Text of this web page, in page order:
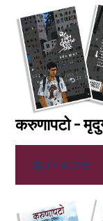
करुणापटो -
BUY NOW